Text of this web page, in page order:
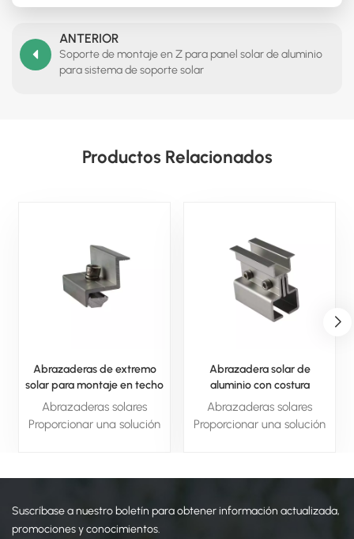
ANTERIOR
Soporte de montaje en Z para panel solar de aluminio
para sistema de soporte solar
Productos Relacionados
Abrazaderas de extremo
solar para montaje en techo
de paneles solares
Abrazaderas solares
Proporcionar una solución
solares en su lugar. Con
instalación y propiedades
resistentes a la intemperie,
Abrazadera solar de
aluminio con costura
permanente para sistema
Abrazaderas solares
Proporcionar una solución
solares en su lugar. Con
instalación y propiedades
Suscríbase a nuestro boletín para obtener información actualizada,
promociones y conocimientos.